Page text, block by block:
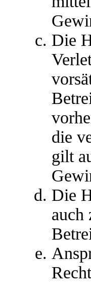
Die
die
gilt
Die
auch